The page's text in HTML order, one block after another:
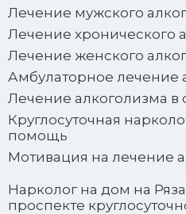
Лечение мужского
Лечение хронического
Лечение женского
Амбулаторное лечение
Лечение алкоголизма в
Круглосуточная
помощь
Мотивация на лечение
Нарколог на дом на
проспекте